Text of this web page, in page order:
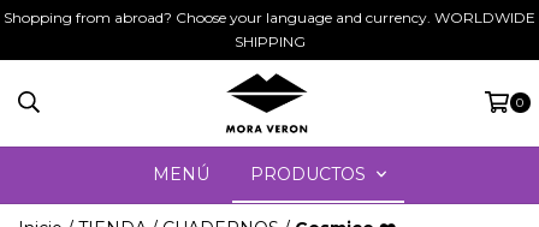
Shopping from abroad? Choose your language and currency. WORLDWIDE
SHIPPING
0
MENÚ PRODUCTOS